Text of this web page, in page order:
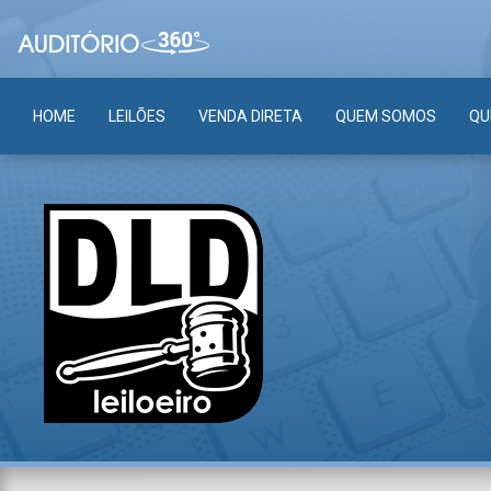
HOME LEILÕES VENDA DIRETA QUEM SOMOS